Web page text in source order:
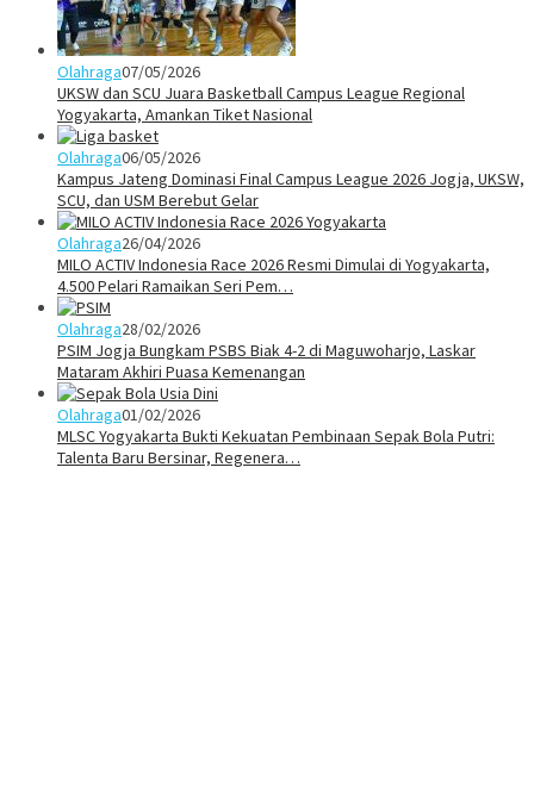
Olahraga07/05/2026
UKSW dan SCU Juara Basketball Campus League Regional
Yogyakarta, Amankan Tiket Nasional
Olahraga06/05/2026
Kampus Jateng Dominasi Final Campus League 2026 Jogja, UKSW,
SCU, dan USM Berebut Gelar
Olahraga26/04/2026
MILO ACTIV Indonesia Race 2026 Resmi Dimulai di Yogyakarta,
4.500 Pelari Ramaikan Seri Pem…
Olahraga28/02/2026
PSIM Jogja Bungkam PSBS Biak 4-2 di Maguwoharjo, Laskar
Mataram Akhiri Puasa Kemenangan
Olahraga01/02/2026
MLSC Yogyakarta Bukti Kekuatan Pembinaan Sepak Bola Putri:
Talenta Baru Bersinar, Regenera…